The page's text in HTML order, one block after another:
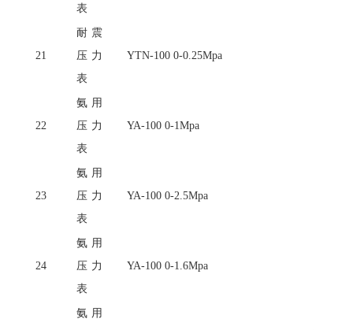
表
21
耐震
压力
表
YTN-100 0-0.25Mpa
22
氨用
压力
表
YA-100 0-1Mpa
23
氨用
压力
表
YA-100 0-2.5Mpa
24
氨用
压力
表
YA-100 0-1.6Mpa
氨用